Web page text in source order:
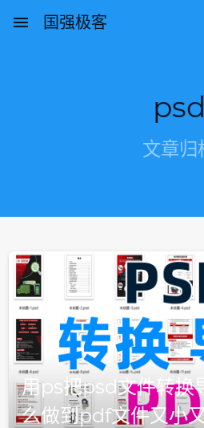
menu 国强极客
psd
文章归
用ps把psd文件转换
么做到pdf文件又小